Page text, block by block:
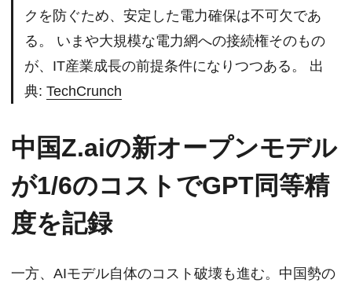
クを防ぐため、安定した電力確保は不可欠であ
る。 いまや大規模な電力網への接続権そのもの
が、IT産業成長の前提条件になりつつある。 出
典: TechCrunch
中国Z.aiの新オープンモデル
が1/6のコストでGPT同等精
度を記録
一方、AIモデル自体のコスト破壊も進む。中国勢の